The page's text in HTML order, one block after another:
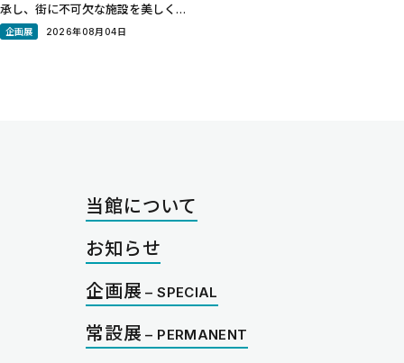
承し、街に不可欠な施設を美しく表
現 広島市中区南吉島の清掃工場。精
緻な美術館建築で知られる建築家、
企画展 2026年08月04日
当館について
お知らせ
企画展
常設展